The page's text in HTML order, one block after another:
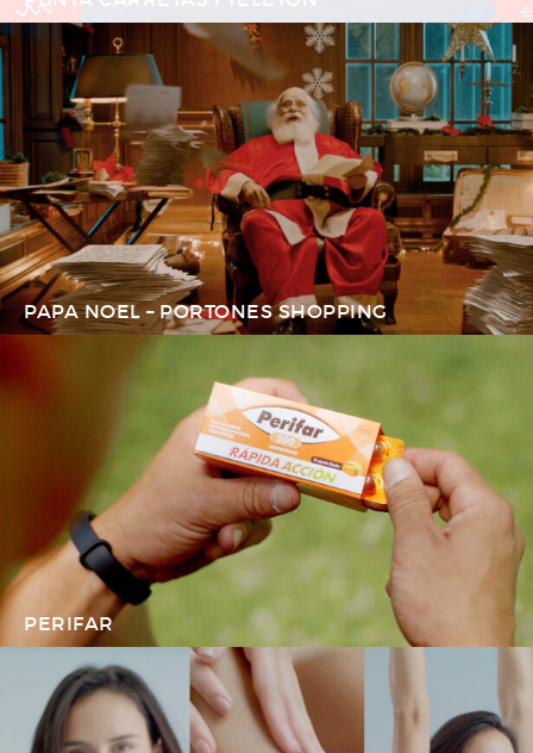
PAPA NOEL – PORTONES SHOPPING
PERIFAR